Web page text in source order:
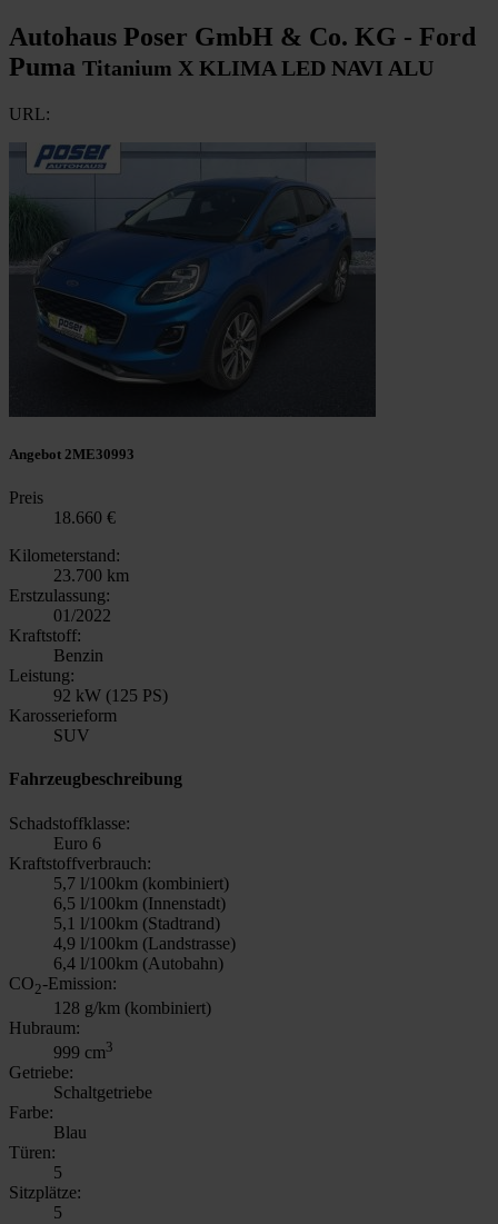
Autohaus Poser GmbH & Co. KG - Ford
Puma Titanium X KLIMA LED NAVI ALU
URL:
Angebot 2ME30993
Preis
18.660 €
Kilometerstand:
23.700 km
Erstzulassung:
01/2022
Kraftstoff:
Benzin
Leistung:
92 kW (125 PS)
Karosserieform
SUV
Fahrzeugbeschreibung
Schadstoffklasse:
Euro 6
Kraftstoffverbrauch:
5,7 l/100km (kombiniert)
6,5 l/100km (Innenstadt)
5,1 l/100km (Stadtrand)
4,9 l/100km (Landstrasse)
6,4 l/100km (Autobahn)
CO2-Emission:
128 g/km (kombiniert)
Hubraum:
999 cm3
Getriebe:
Schaltgetriebe
Farbe:
Blau
Türen:
5
Sitzplätze:
5